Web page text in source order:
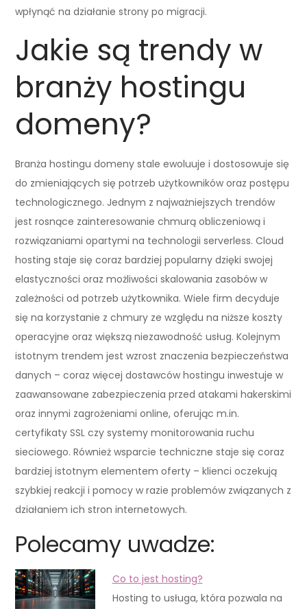
wpłynąć na działanie strony po migracji.
Jakie są trendy w
branży hostingu
domeny?
Branża hostingu domeny stale ewoluuje i dostosowuje się
do zmieniających się potrzeb użytkowników oraz postępu
technologicznego. Jednym z najważniejszych trendów
jest rosnące zainteresowanie chmurą obliczeniową i
rozwiązaniami opartymi na technologii serverless. Cloud
hosting staje się coraz bardziej popularny dzięki swojej
elastyczności oraz możliwości skalowania zasobów w
zależności od potrzeb użytkownika. Wiele firm decyduje
się na korzystanie z chmury ze względu na niższe koszty
operacyjne oraz większą niezawodność usług. Kolejnym
istotnym trendem jest wzrost znaczenia bezpieczeństwa
danych – coraz więcej dostawców hostingu inwestuje w
zaawansowane zabezpieczenia przed atakami hakerskimi
oraz innymi zagrożeniami online, oferując m.in.
certyfikaty SSL czy systemy monitorowania ruchu
sieciowego. Również wsparcie techniczne staje się coraz
bardziej istotnym elementem oferty – klienci oczekują
szybkiej reakcji i pomocy w razie problemów związanych z
działaniem ich stron internetowych.
Polecamy uwadze:
Co to jest hosting?
Hosting to usługa, która pozwala na